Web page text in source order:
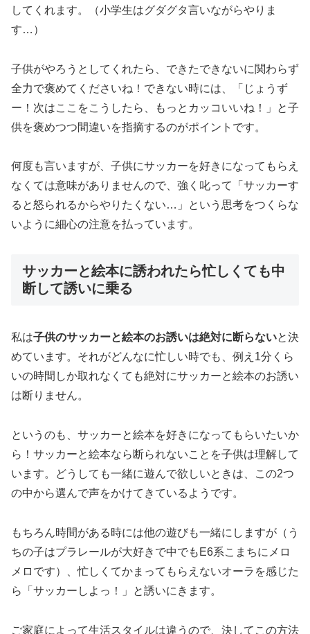
してくれます。（小学生はグダグタ言いながらやりま
す…）
子供がやろうとしてくれたら、できたできないに関わらず
全力で褒めてくださいね！できない時には、「じょうず
ー！次はここをこうしたら、もっとカッコいいね！」と子
供を褒めつつ間違いを指摘するのがポイントです。
何度も言いますが、子供にサッカーを好きになってもらえ
なくては意味がありませんので、強く叱って「サッカーす
ると怒られるからやりたくない…」という思考をつくらな
いように細心の注意を払っています。
サッカーと絵本に誘われたら忙しくても中
断して誘いに乗る
私は子供のサッカーと絵本のお誘いは絶対に断らないと決
めています。それがどんなに忙しい時でも、例え1分くら
いの時間しか取れなくても絶対にサッカーと絵本のお誘い
は断りません。
というのも、サッカーと絵本を好きになってもらいたいか
ら！サッカーと絵本なら断られないことを子供は理解して
います。どうしても一緒に遊んで欲しいときは、この2つ
の中から選んで声をかけてきているようです。
もちろん時間がある時には他の遊びも一緒にしますが（う
ちの子はプラレールが大好きで中でもE6系こまちにメロ
メロです）、忙しくてかまってもらえないオーラを感じた
ら「サッカーしよっ！」と誘いにきます。
ご家庭によって生活スタイルは違うので、決してこの方法